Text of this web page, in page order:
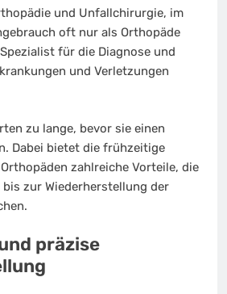
und Unfallchirurgie, im
oft nur als Orthopäde
für die Diagnose und
und Verletzungen
zu lange, bevor sie einen
Dabei bietet die frühzeitige
zahlreiche Vorteile, die
zur Wiederherstellung der
präzise